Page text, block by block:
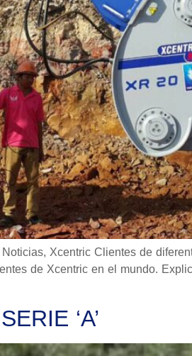
Xcentric Clientes de
de Xcentric en el mundo.
‘A’